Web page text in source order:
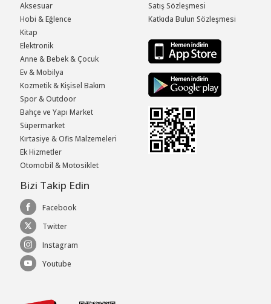
Aksesuar
Hobi & Eğlence
Kitap
Elektronik
Anne & Bebek & Çocuk
Ev & Mobilya
Kozmetik & Kişisel Bakım
Spor & Outdoor
Bahçe ve Yapı Market
Süpermarket
Kırtasiye & Ofis Malzemeleri
Ek Hizmetler
Otomobil & Motosiklet
Satış Sözleşmesi
Katkıda Bulun Sözleşmesi
Bizi Takip Edin
Facebook
Twitter
Instagram
Youtube